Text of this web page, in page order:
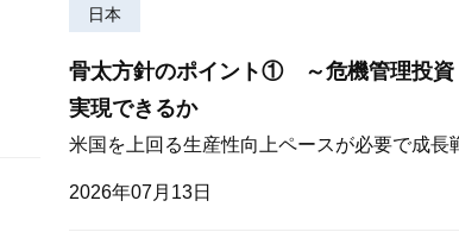
日本
骨太方針のポイント① ～危機管理投資
実現できるか
米国を上回る生産性向上ペースが必要で成長
2026年07月13日